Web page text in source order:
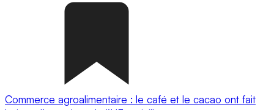
Commerce agroalimentaire : le café et le cacao ont fait